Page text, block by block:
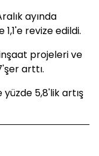
ayında
revize edildi.
projeleri ve
arttı.
yüzde 5,8'lik artış